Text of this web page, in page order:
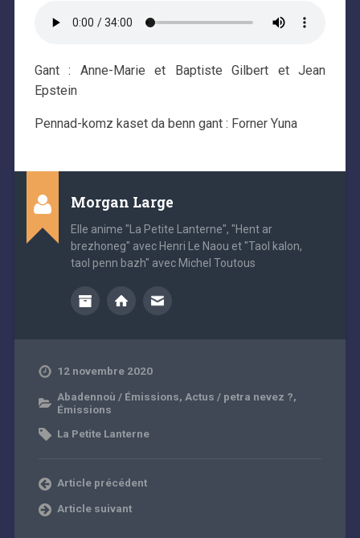
Gant : Anne-Marie et Baptiste Gilbert et Jean
Epstein
Pennad-komz kaset da benn gant : Forner Yuna
Morgan Large
Elle anime "La Petite Lanterne", "Hent ar
brezhoneg" avec Henri Le Naou et "Taol kalon,
taol penn bazh" avec Michel Toutous
12 novembre 2020
Abadennoù / Émissions, Actus / petra nevez ?,
Émissions
La Petite Lanterne
Article précédent
Article suivant